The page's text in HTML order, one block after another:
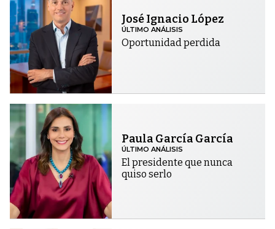
José Ignacio López
ÚLTIMO ANÁLISIS
Oportunidad perdida
Paula García García
ÚLTIMO ANÁLISIS
El presidente que nunca
quiso serlo